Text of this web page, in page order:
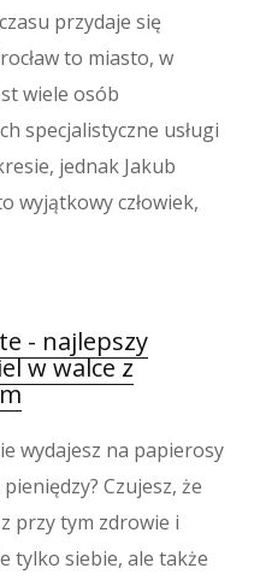
przydaje się
to miasto, w
wiele osób
specjalistyczne usługi
jednak Jakub
wyjątkowy człowiek,
- najlepszy
w walce z
wydajesz na papierosy
Czujesz, że
przy tym zdrowie i
tylko siebie, ale także